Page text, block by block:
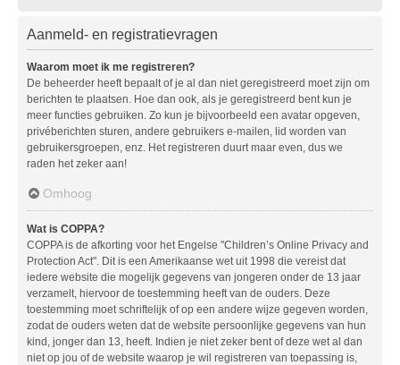
Aanmeld- en registratievragen
Waarom moet ik me registreren?
De beheerder heeft bepaalt of je al dan niet geregistreerd moet zijn om
berichten te plaatsen. Hoe dan ook, als je geregistreerd bent kun je
meer functies gebruiken. Zo kun je bijvoorbeeld een avatar opgeven,
privéberichten sturen, andere gebruikers e-mailen, lid worden van
gebruikersgroepen, enz. Het registreren duurt maar even, dus we
raden het zeker aan!
Omhoog
Wat is COPPA?
COPPA is de afkorting voor het Engelse "Children’s Online Privacy and
Protection Act". Dit is een Amerikaanse wet uit 1998 die vereist dat
iedere website die mogelijk gegevens van jongeren onder de 13 jaar
verzamelt, hiervoor de toestemming heeft van de ouders. Deze
toestemming moet schriftelijk of op een andere wijze gegeven worden,
zodat de ouders weten dat de website persoonlijke gegevens van hun
kind, jonger dan 13, heeft. Indien je niet zeker bent of deze wet al dan
niet op jou of de website waarop je wil registreren van toepassing is,